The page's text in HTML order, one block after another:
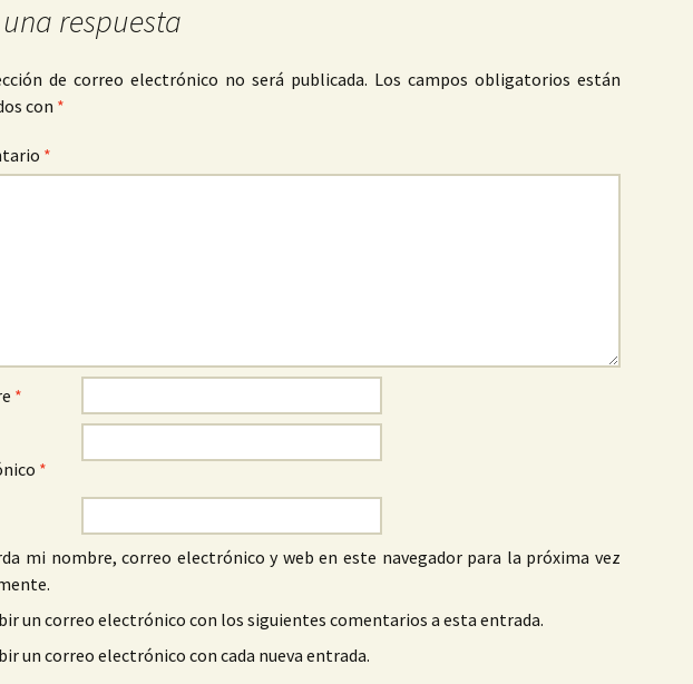
respuesta
de correo electrónico no será publicada. Los campos obligatorios están
con *
*
*
*
mi nombre, correo electrónico y web en este navegador para la próxima vez
un correo electrónico con los siguientes comentarios a esta entrada.
un correo electrónico con cada nueva entrada.